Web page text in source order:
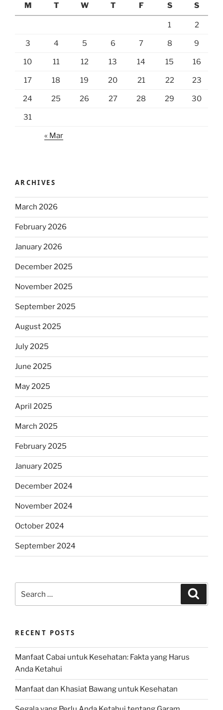
M
T W T F S S
1 2
3 4 5 6 7 8 9
10 11 12 13 14 15 16
17 18 19 20 21 22 23
24 25 26 27 28 29 30
31
« Mar
ARCHIVES
March 2026
February 2026
January 2026
December 2025
November 2025
September 2025
August 2025
July 2025
June 2025
May 2025
April 2025
March 2025
February 2025
January 2025
December 2024
November 2024
October 2024
September 2024
for:
RECENT POSTS
Manfaat Cabai untuk Kesehatan: Fakta yang Harus
Anda Ketahui
Manfaat dan Khasiat Bawang untuk Kesehatan